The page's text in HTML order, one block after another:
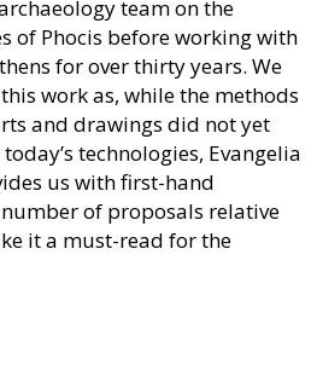
team on the
of Phocis before working with
for over thirty years. We
work as, while the methods
and drawings did not yet
technologies, Evangelia
us with first-hand
of proposals relative
it a must-read for the